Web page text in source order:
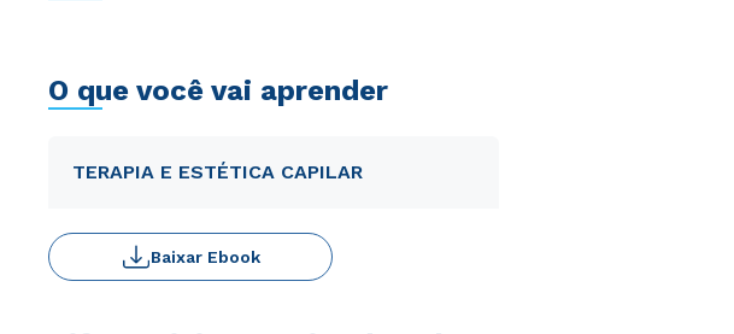
O que você vai aprender
TERAPIA E ESTÉTICA CAPILAR
Baixar Ebook